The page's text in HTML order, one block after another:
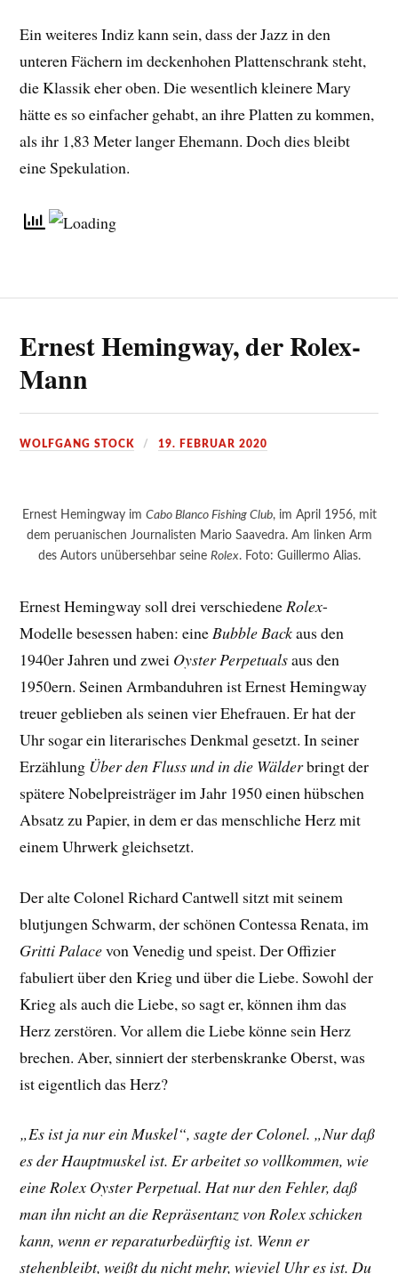
Ein weiteres Indiz kann sein, dass der Jazz in den
unteren Fächern im deckenhohen Plattenschrank steht,
die Klassik eher oben. Die wesentlich kleinere Mary
hätte es so einfacher gehabt, an ihre Platten zu kommen,
als ihr 1,83 Meter langer Ehemann. Doch dies bleibt
eine Spekulation.
Ernest Hemingway, der Rolex-
Mann
WOLFGANG STOCK 19. FEBRUAR 2020
Ernest Hemingway im Cabo Blanco Fishing Club, im April 1956, mit
dem peruanischen Journalisten Mario Saavedra. Am linken Arm
des Autors unübersehbar seine Rolex. Foto: Guillermo Alias.
Ernest Hemingway soll drei verschiedeneRolex-
Modelle besessen haben: eineBubble Backaus den
1940er Jahren und zwei Oyster Perpetualsaus den
1950ern. Seinen Armbanduhren ist Ernest Hemingway
treuer geblieben als seinen vier Ehefrauen. Er hat der
Uhr sogar ein literarisches Denkmal gesetzt. In seiner
Erzählung Über den Fluss und in die Wälderbringt der
spätere Nobelpreisträger im Jahr 1950 einen hübschen
Absatz zu Papier, in dem er das menschliche Herz mit
einem Uhrwerk gleichsetzt.
Der alte Colonel Richard Cantwell sitzt mit seinem
blutjungen Schwarm, der schönen Contessa Renata, im
Gritti Palacevon Venedig und speist. Der Offizier
fabuliert über den Krieg und über die Liebe. Sowohl der
Krieg als auch die Liebe, so sagt er, können ihm das
Herz zerstören. Vor allem die Liebe könne sein Herz
brechen. Aber, sinniert der sterbenskranke Oberst, was
ist eigentlich das Herz?
„Es ist ja nur ein Muskel“, sagte der Colonel. „Nur daß
es der Hauptmuskel ist. Er arbeitet so vollkommen, wie
eine Rolex Oyster Perpetual. Hat nur den Fehler, daß
man ihn nicht an die Repräsentanz von Rolex schicken
kann, wenn er reparaturbedürftig ist. Wenn er
stehenbleibt, weißt du nicht mehr, wieviel Uhr es ist. Du